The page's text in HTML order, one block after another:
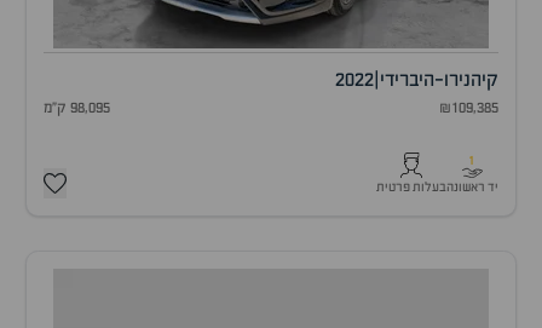
קיהנירו-היברידי 2022
₪109,385 98,095 ק"מ
1
יד ראשונהבעלות פרטית